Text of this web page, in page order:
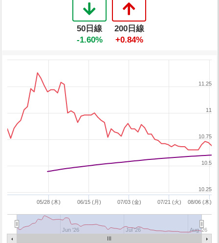
50日線
-1.60%
200日線
+0.84%
05/28 (木) 06/15 (月) 07/03 (金) 07/21 (火) 08/06 (木)
Jun '26 Jul '26 Aug '26
10.25
10.5
10.75
11
11.25